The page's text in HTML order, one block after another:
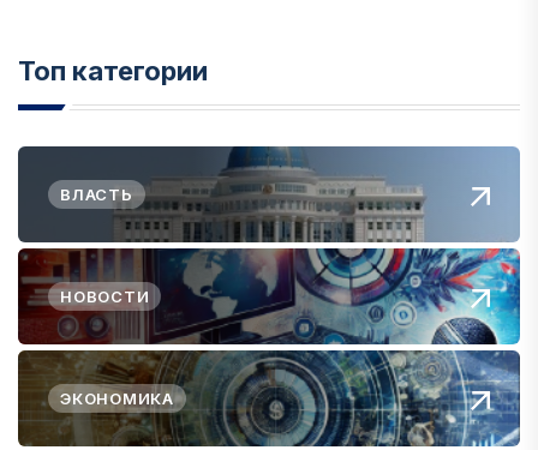
Топ категории
ВЛАСТЬ
НОВОСТИ
ЭКОНОМИКА